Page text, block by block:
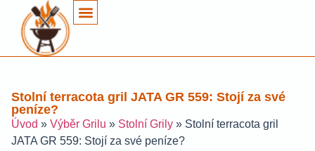
Stolní terracota gril JATA GR 559: Stojí za své
peníze?
Úvod » Výběr Grilu » Stolní Grily » Stolní terracota gril
JATA GR 559: Stojí za své peníze?